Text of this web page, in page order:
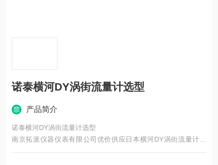
诺泰横河DY涡街流量计选型
产品简介
诺泰横河DY涡街流量计选型
南京拓派仪器仪表有限公司优价供应日本横河DY涡街流量计代
理、电磁流量计、转子流量计、质量流量计，EJA压力变送器，